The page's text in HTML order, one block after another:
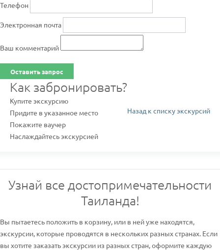
Телефон
Электронная почта
Ваш комментарий
Оставить запрос
Как забронировать?
Купите экскурсию
Придите в указанное место
Покажите ваучер
Наслаждайтесь экскурсией
Назад к списку экскурсий
Узнай все достопримечательности
Таиланда!
Вы пытаетесь положить в корзину, или в ней уже находятся,
экскурсии, которые проводятся в нескольких разных странах. Если
вы хотите заказать экскурсии из разных стран, оформите каждую